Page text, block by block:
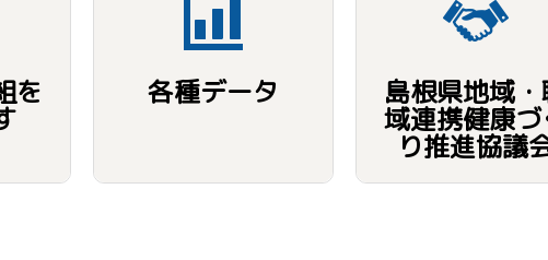
を 各種データ 島根県地域
域連携健康づ
り推進協議